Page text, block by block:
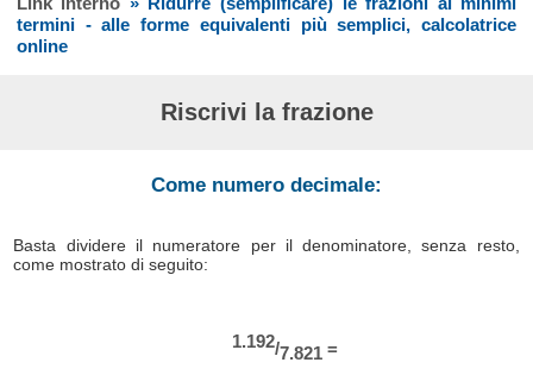
termini - alle forme equivalenti più semplici, calcolatrice
online
Riscrivi la frazione
Come numero decimale:
Basta dividere il numeratore per il denominatore, senza resto,
come mostrato di seguito:
1.192/7.821 =